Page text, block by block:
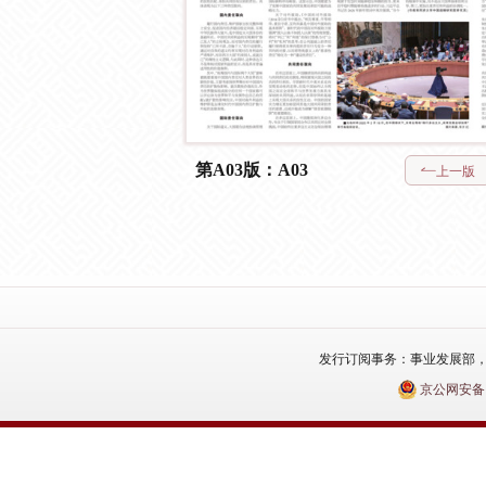
第A03版：A03 上一版
发行订阅事务：事业发展部
京公网安备